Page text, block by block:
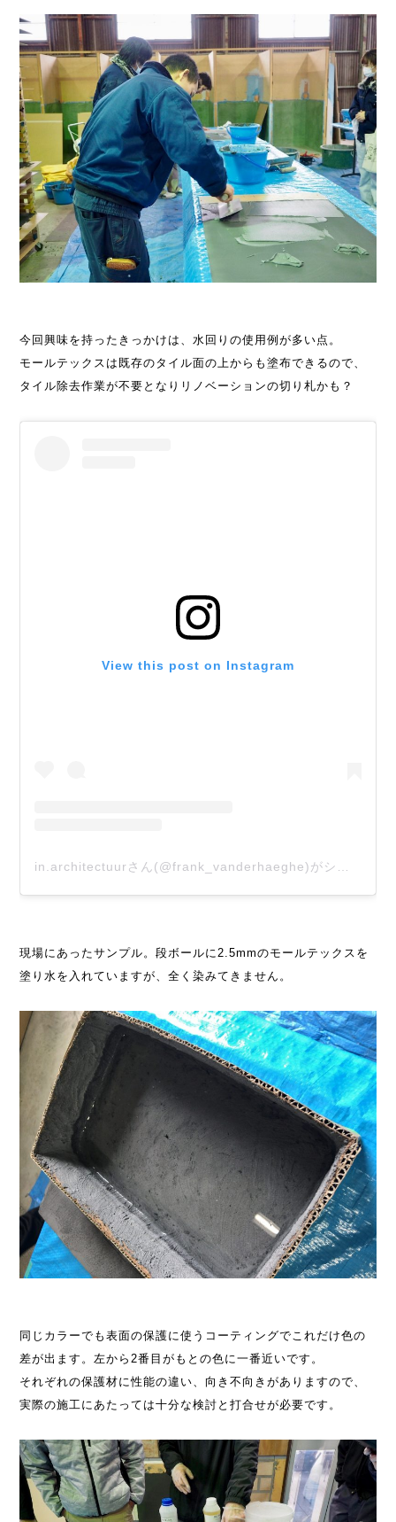
今回興味を持ったきっかけは、水回りの使用例が多い点。
モールテックスは既存のタイル面の上からも塗布できるので、
タイル除去作業が不要となりリノベーションの切り札かも？
View this post on Instagram
現場にあったサンプル。段ボールに2.5mmのモールテックスを
塗り水を入れていますが、全く染みてきません。
同じカラーでも表面の保護に使うコーティングでこれだけ色の
差が出ます。左から2番目がもとの色に一番近いです。
それぞれの保護材に性能の違い、向き不向きがありますので、
実際の施工にあたっては十分な検討と打合せが必要です。